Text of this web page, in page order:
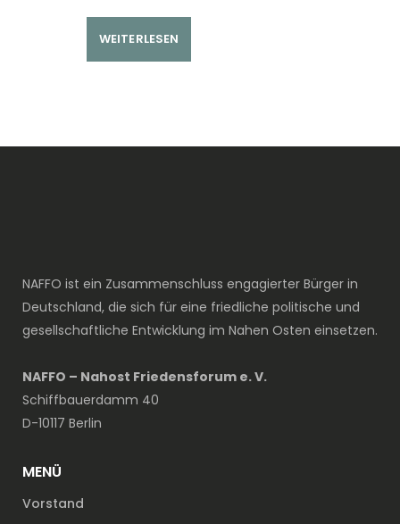
WEITERLESEN
NAFFO ist ein Zusammenschluss engagierter Bürger in
Deutschland, die sich für eine friedliche politische und
gesellschaftliche Entwicklung im Nahen Osten einsetzen.
NAFFO – Nahost Friedensforum e. V.
Schiffbauerdamm 40
D-10117 Berlin
MENÜ
Vorstand